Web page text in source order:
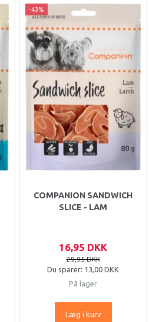
-43%
COMPANION SANDWICH
SLICE - LAM
16,95 DKK
29,95 DKK
Du sparer: 13,00 DKK
På lager
Læg i kurv